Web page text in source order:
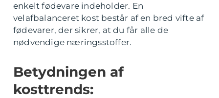
enkelt fødevare indeholder. En
velafbalanceret kost består af en bred vifte af
fødevarer, der sikrer, at du får alle de
nødvendige næringsstoffer.
Betydningen af
kosttrends: